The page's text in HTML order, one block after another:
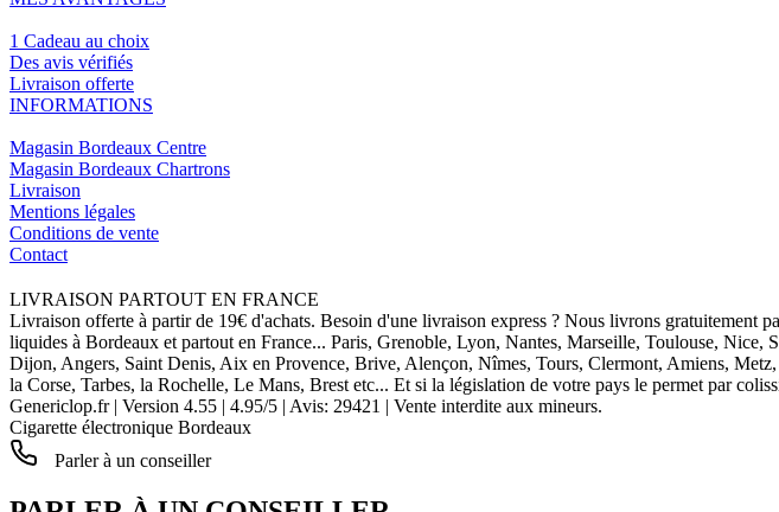
1 Cadeau au choix
Des avis vérifiés
Livraison offerte
INFORMATIONS
Magasin Bordeaux Centre
Magasin Bordeaux Chartrons
Livraison
Mentions légales
Conditions de vente
Contact
LIVRAISON PARTOUT EN FRANCE
Livraison offerte à partir de 19€ d'achats. Besoin d'une livraison express ? Nous livrons gratuitement
liquides à Bordeaux et partout en France... Paris, Grenoble, Lyon, Nantes, Marseille, Toulouse,
Dijon, Angers, Saint Denis, Aix en Provence, Brive, Alençon, Nîmes, Tours, Clermont, Amiens,
la Corse, Tarbes, la Rochelle, Le Mans, Brest etc... Et si la législation de votre pays le permet par
Genericlop.fr| Version 4.55 | 4.95/5 | Avis: 29421 | Vente interdite aux mineurs.
Cigarette électronique Bordeaux
Parler à un conseiller